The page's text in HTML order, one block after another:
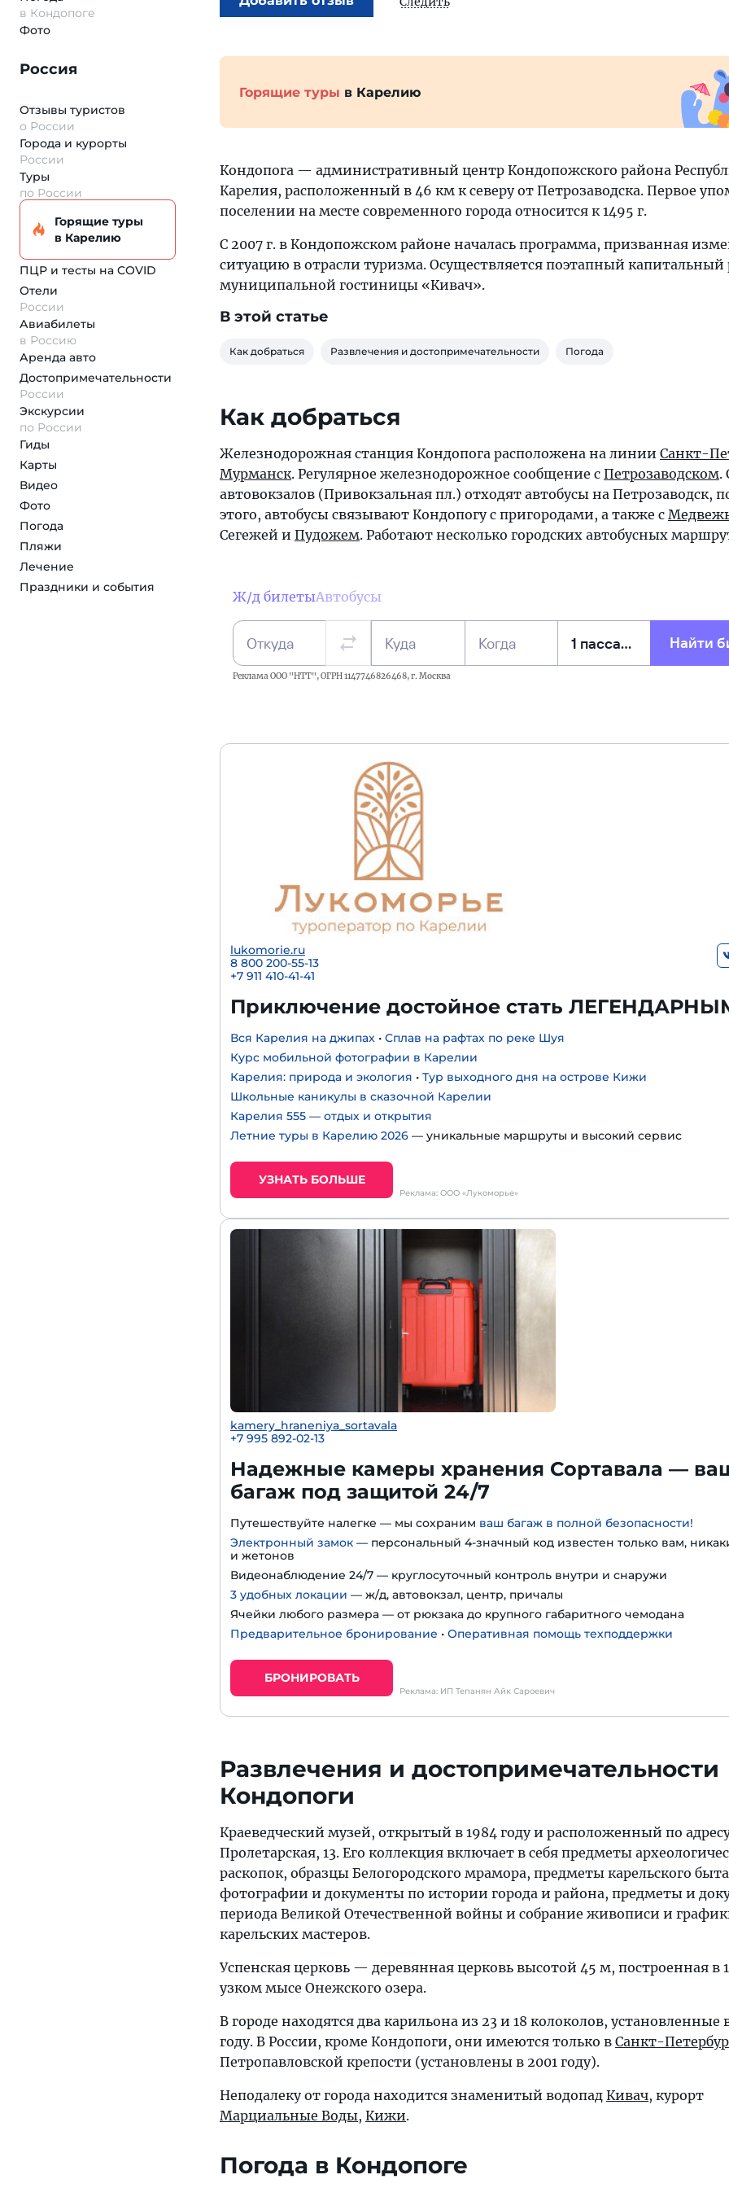
в Кондопоге
Фото
Россия
Отзывы туристов
о России
Города и курорты
России
Туры
по России
Горящие туры
в Карелию
ПЦР и тесты на COVID
Отели
России
Авиабилеты
в Россию
Аренда авто
Достопримеча­тельности
России
Экскурсии
по России
Гиды
Карты
Видео
Фото
Погода
Пляжи
Лечение
Праздники и события
Горящие туры в Карелию
Кондопога — административный центр Кондопожского района
Карелия, расположенный в 46 км к северу от Петрозаводска. Первое
поселении на месте современного города относится к 1495 г.
С 2007 г. в Кондопожском районе началась программа, призванная
ситуацию в отрасли туризма. Осуществляется поэтапный
муниципальной гостиницы «Кивач».
В этой статье
Как добраться Развлечения и достопримечательности Погода
Как добраться
Железнодорожная станция Кондопога расположена на линии Санкт-
Мурманск. Регулярное железнодорожное сообщение с Петрозаводском.
автовокзалов (Привокзальная пл.) отходят автобусы на Петрозаводск,
этого, автобусы связывают Кондопогу с пригородами, а также с
Сегежей и Пудожем. Работают несколько городских автобусных
Ж/д билетыАвтобусы
Откуда Куда Когда Найти
Реклама ООО "НТТ", ОГРН 1147746826468, г. Москва
lukomorie.ru
8 800 200-55-13
+7 911 410-41-41
Приключение достойное стать
Вся Карелия на джипах • Сплав на рафтах по реке Шуя
Курс мобильной фотографии в Карелии
Карелия: природа и экология • Тур выходного дня на острове Кижи
Школьные каникулы в сказочной Карелии
Карелия 555 — отдых и открытия
Летние туры в Карелию 2026 — уникальные маршруты и высокий сервис
УЗНАТЬ БОЛЬШЕ
Реклама: ООО «Лукоморье»
kamery_hraneniya_sortavala
+7 995 892-02-13
Надежные камеры хранения Сортавала —
багаж под защитой 24/7
Путешествуйте налегке — мы сохраним ваш багаж в полной безопасности!
Электронный замок — персональный 4-значный код известен только вам,
и жетонов
Видеонаблюдение 24/7 — круглосуточный контроль внутри и снаружи
3 удобных локации — ж/д, автовокзал, центр, причалы
Ячейки любого размера — от рюкзака до крупного габаритного чемодана
Предварительное бронирование • Оперативная помощь техподдержки
БРОНИРОВАТЬ
Реклама: ИП Тепанян Айк Сароевич
Развлечения и достопримечательности
Кондопоги
Краеведческий музей, открытый в 1984 году и расположенный по
Пролетарская, 13. Его коллекция включает в себя предметы
раскопок, образцы Белогородского мрамора, предметы карельского
фотографии и документы по истории города и района, предметы и
периода Великой Отечественной войны и собрание живописи и
карельских мастеров.
Успенская церковь — деревянная церковь высотой 45 м, построенная в
узком мысе Онежского озера.
В городе находятся два карильона из 23 и 18 колоколов, установленные
году. В России, кроме Кондопоги, они имеются только в Санкт-
Петропавловской крепости (установлены в 2001 году).
Неподалеку от города находится знаменитый водопад Кивач, курорт
Марциальные Воды, Кижи.
Погода в Кондопоге